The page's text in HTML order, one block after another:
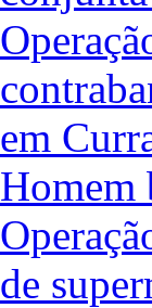
em
Homem
de